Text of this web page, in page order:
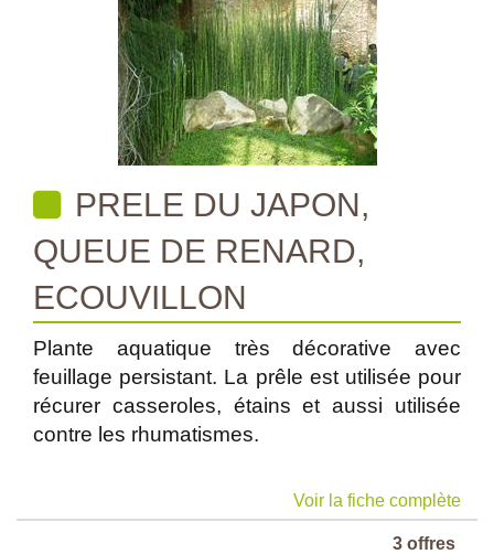
PRELE DU JAPON,
QUEUE DE RENARD,
ECOUVILLON
Plante aquatique très décorative avec
feuillage persistant. La prêle est utilisée pour
récurer casseroles, étains et aussi utilisée
contre les rhumatismes.
Voir la fiche complète
3 offres